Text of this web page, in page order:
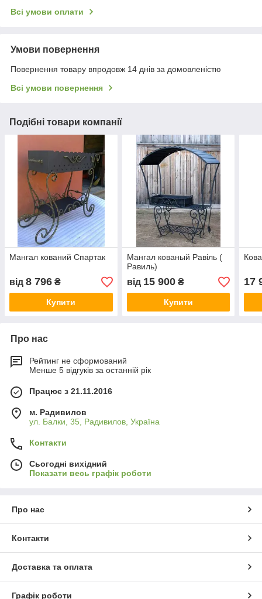
Всі умови оплати
Умови повернення
Повернення товару впродовж 14 днів за домовленістю
Всі умови повернення
Подібні товари компанії
Мангал кований Спартак
від 8 796 ₴
Купити
Мангал кованый Равіль (
Равиль)
від 15 900₴
Купити
17
Про нас
Рейтинг не сформований
Менше 5 відгуків за останній рік
Працює з 21.11.2016
м. Радивилов
ул. Балки, 35, Радивилов, Україна
Контакти
Сьогодні вихідний
Показати весь графік роботи
Про нас
Контакти
Доставка та оплата
Графік роботи